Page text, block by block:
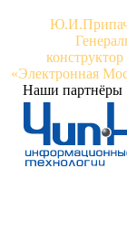
«Электронная
Наши партнёры